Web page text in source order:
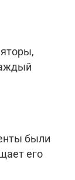
были
его